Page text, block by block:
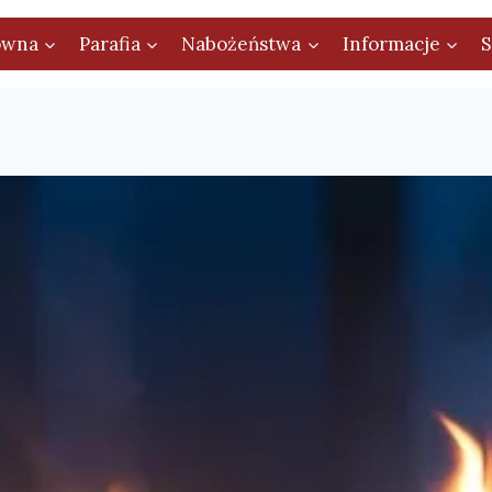
Parafia Nabożeństwa Informacje